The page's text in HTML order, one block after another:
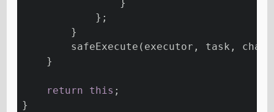
                }
            };
        }
safeExecute(executor, task,
    }
return this ;
}